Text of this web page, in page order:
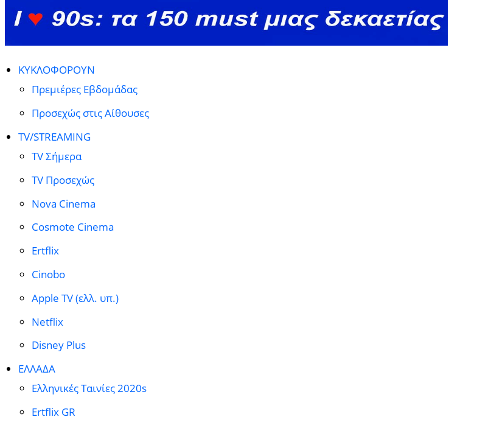
ΚΥΚΛΟΦΟΡΟΥΝ
Πρεμιέρες Εβδομάδας
Προσεχώς στις Αίθουσες
TV/STREAMING
TV Σήμερα
TV Προσεχώς
Nova Cinema
Cosmote Cinema
Ertflix
Cinobo
Apple TV (ελλ. υπ.)
Netflix
Disney Plus
ΕΛΛΑΔΑ
Ελληνικές Ταινίες 2020s
Ertflix GR